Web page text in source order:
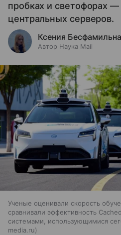
пробках и светофорах —
центральных серверов.
Ксения
Автор Наука Mail
Ученые оценивали скорость
сравнивали эффективность
системами, использующимися
media.ru